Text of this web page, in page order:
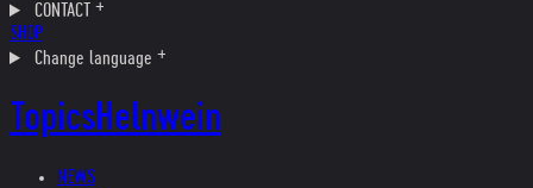
CONTACT
SHOP
Change language
TopicsHelnwein
NEWS